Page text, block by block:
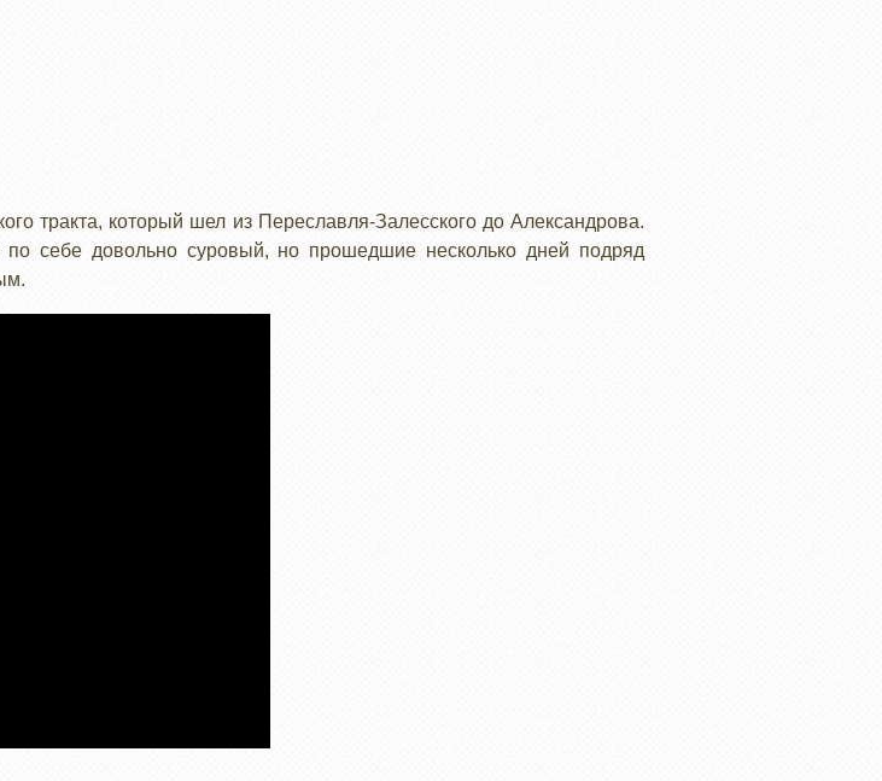
тракта, который шел из Переславля-Залесского до Александрова.
себе довольно суровый, но прошедшие несколько дней подряд